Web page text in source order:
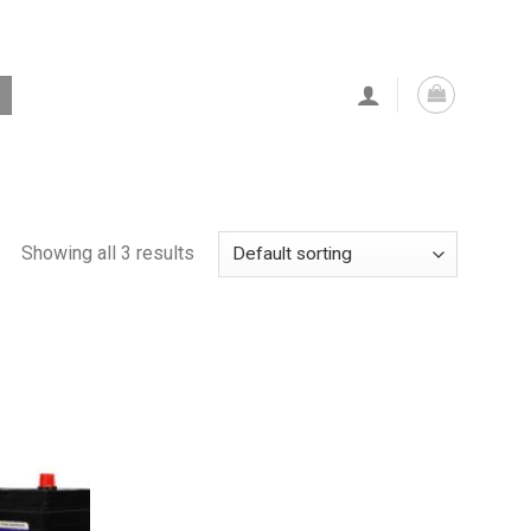
Showing all 3 results